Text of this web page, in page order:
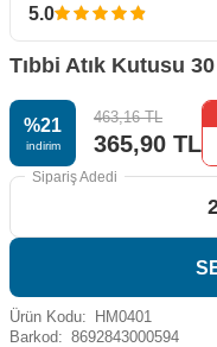
5.0
Tıbbi Atık Kutusu
%21
i̇ndirim
463,16TL
365,90 TL
Sipariş Adedi
Ürün Kodu:
HM0401
Barkod: 8692843000594